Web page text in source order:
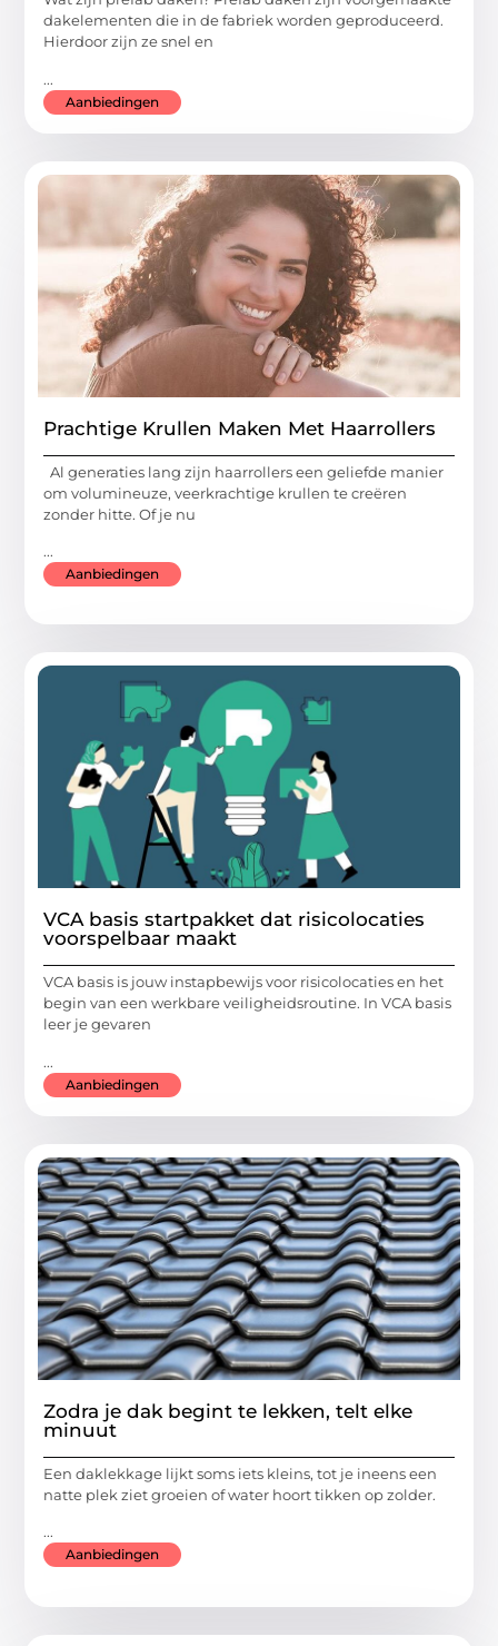
dakelementen die in de fabriek worden geproduceerd.
Hierdoor zijn ze snel en
...
Aanbiedingen
Prachtige Krullen Maken Met Haarrollers
Al generaties lang zijn haarrollers een geliefde manier
om volumineuze, veerkrachtige krullen te creëren
zonder hitte. Of je nu
...
Aanbiedingen
VCA basis startpakket dat risicolocaties
voorspelbaar maakt
VCA basis is jouw instapbewijs voor risicolocaties en het
begin van een werkbare veiligheidsroutine. In VCA basis
leer je gevaren
...
Aanbiedingen
Zodra je dak begint te lekken, telt elke
minuut
Een daklekkage lijkt soms iets kleins, tot je ineens een
natte plek ziet groeien of water hoort tikken op zolder.
...
Aanbiedingen